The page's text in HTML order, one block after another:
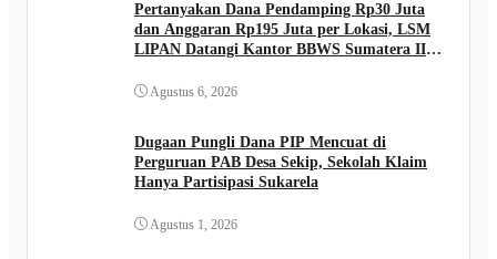
Pertanyakan Dana Pendamping Rp30 Juta
dan Anggaran Rp195 Juta per Lokasi, LSM
LIPAN Datangi Kantor BBWS Sumatera II
Agustus 6, 2026
Dugaan Pungli Dana PIP Mencuat di
Perguruan PAB Desa Sekip, Sekolah Klaim
Hanya Partisipasi Sukarela
Agustus 1, 2026